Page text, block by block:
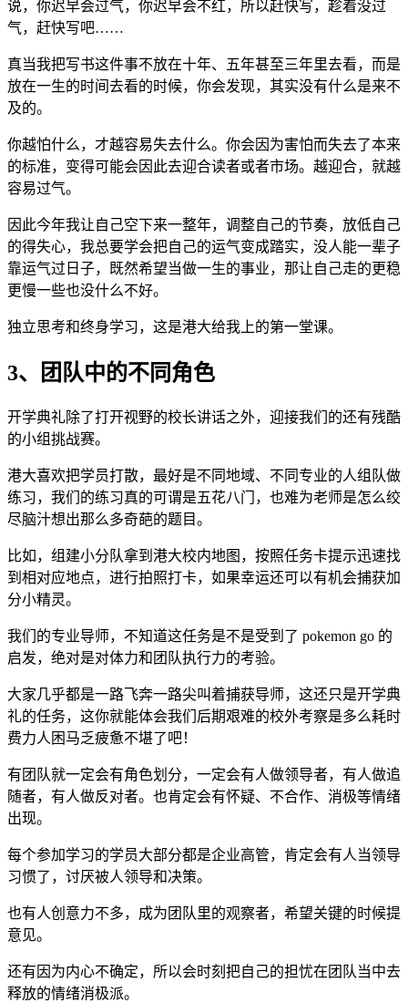
说，你迟早会过气，你迟早会不红，所以赶快写，趁着没过
气，赶快写吧……
真当我把写书这件事不放在十年、五年甚至三年里去看，而是
放在一生的时间去看的时候，你会发现，其实没有什么是来不
及的。
你越怕什么，才越容易失去什么。你会因为害怕而失去了本来
的标准，变得可能会因此去迎合读者或者市场。越迎合，就越
容易过气。
因此今年我让自己空下来一整年，调整自己的节奏，放低自己
的得失心，我总要学会把自己的运气变成踏实，没人能一辈子
靠运气过日子，既然希望当做一生的事业，那让自己走的更稳
更慢一些也没什么不好。
独立思考和终身学习，这是港大给我上的第一堂课。
3、团队中的不同角色
开学典礼除了打开视野的校长讲话之外，迎接我们的还有残酷
的小组挑战赛。
港大喜欢把学员打散，最好是不同地域、不同专业的人组队做
练习，我们的练习真的可谓是五花八门，也难为老师是怎么绞
尽脑汁想出那么多奇葩的题目。
比如，组建小分队拿到港大校内地图，按照任务卡提示迅速找
到相对应地点，进行拍照打卡，如果幸运还可以有机会捕获加
分小精灵。
我们的专业导师，不知道这任务是不是受到了 pokemon go 的
启发，绝对是对体力和团队执行力的考验。
大家几乎都是一路飞奔一路尖叫着捕获导师，这还只是开学典
礼的任务，这你就能体会我们后期艰难的校外考察是多么耗时
费力人困马乏疲惫不堪了吧！
有团队就一定会有角色划分，一定会有人做领导者，有人做追
随者，有人做反对者。也肯定会有怀疑、不合作、消极等情绪
出现。
每个参加学习的学员大部分都是企业高管，肯定会有人当领导
习惯了，讨厌被人领导和决策。
也有人创意力不多，成为团队里的观察者，希望关键的时候提
意见。
还有因为内心不确定，所以会时刻把自己的担忧在团队当中去
释放的情绪消极派。